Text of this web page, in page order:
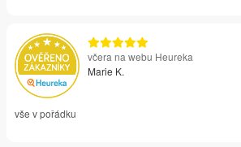
včera na webu Heureka
Marie K.
vše v pořádku